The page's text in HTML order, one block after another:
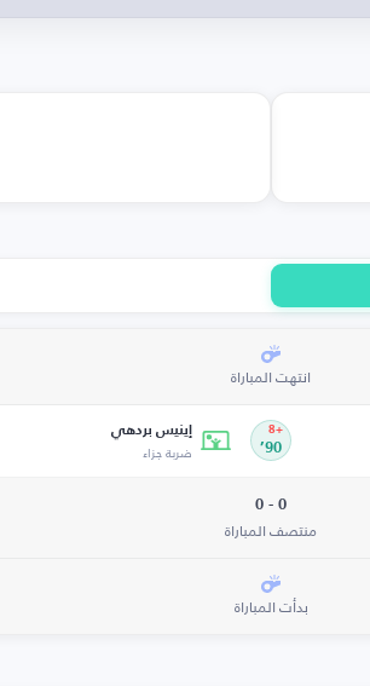
انتهت المباراة
90’
+8 إينيس بردهي
ضربة جزاء
0 - 0
منتصف المباراة
بدأت المباراة